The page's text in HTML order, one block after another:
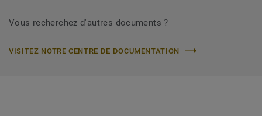
Vous recherchez d'autres documents ?
VISITEZ NOTRE CENTRE DE DOCUMENTATION